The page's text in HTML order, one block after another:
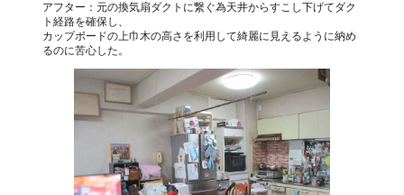
アフター：元の換気扇ダクトに繋ぐ為天井からすこし下げてダク
ト経路を確保し、
カップボードの上巾木の高さを利用して綺麗に見えるように納め
るのに苦心した。